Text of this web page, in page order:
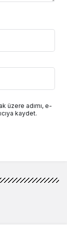
üzere adımı, e-
kaydet.